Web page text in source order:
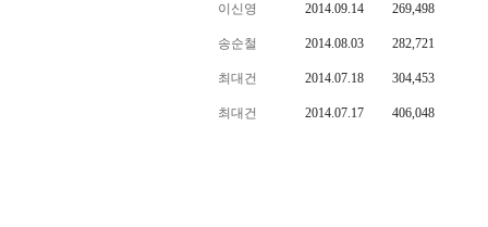
이신영 2014.09.14 269,498
송순철 2014.08.03 282,721
최대건 2014.07.18 304,453
최대건 2014.07.17 406,048